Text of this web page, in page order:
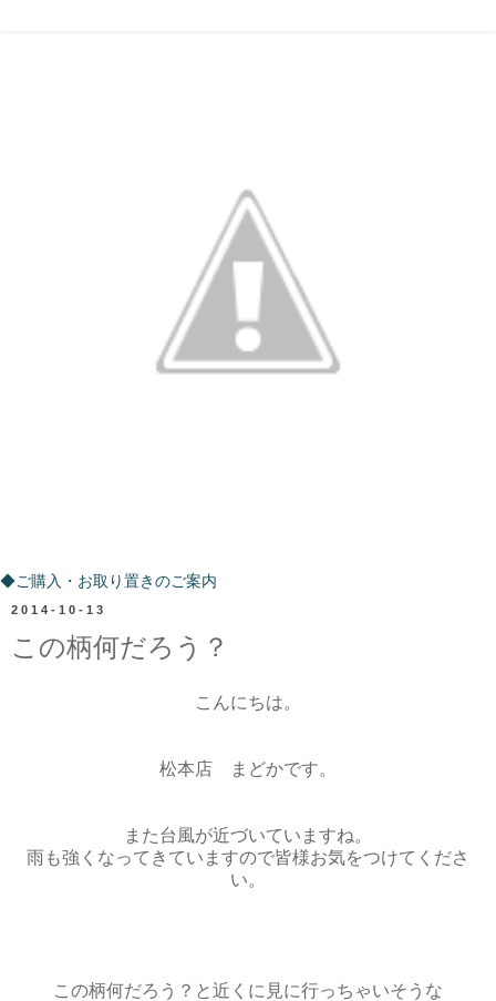
◆ご購入・お取り置きのご案内
2014-10-13
この柄何だろう？
こんにちは。
松本店 まどかです。
また台風が近づいていますね。
雨も強くなってきていますので皆様お気をつけてくださ
い。
この柄何だろう？と近くに見に行っちゃいそうな